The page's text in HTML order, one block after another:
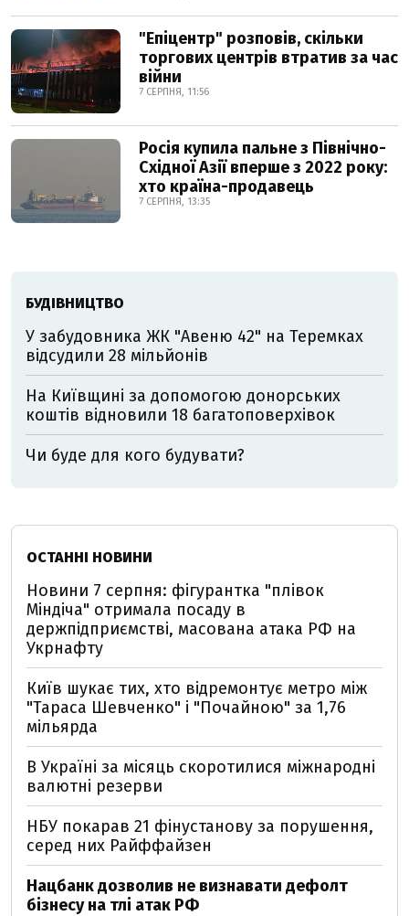
"Епіцентр" розповів, скільки
торгових центрів втратив за час
війни
7 СЕРПНЯ, 11:56
Росія купила пальне з Північно-
Східної Азії вперше з 2022 року:
хто країна-продавець
7 СЕРПНЯ, 13:35
БУДІВНИЦТВО
У забудовника ЖК "Авеню 42" на Теремках
відсудили 28 мільйонів
На Київщині за допомогою донорських
коштів відновили 18 багатоповерхівок
Чи буде для кого будувати?
ОСТАННІ НОВИНИ
Новини 7 серпня: фігурантка "плівок
Міндіча" отримала посаду в
держпідприємстві, масована атака РФ на
Укрнафту
Київ шукає тих, хто відремонтує метро між
"Тараса Шевченко" і "Почайною" за 1,76
мільярда
В Україні за місяць скоротилися міжнародні
валютні резерви
НБУ покарав 21 фінустанову за порушення,
серед них Райффайзен
Нацбанк дозволив не визнавати дефолт
бізнесу на тлі атак РФ